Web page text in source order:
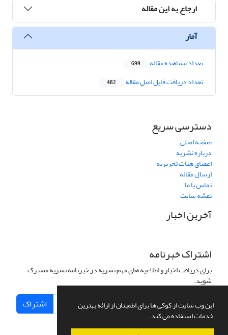
این وب سایت از کوکی ها برای اطمینان از ارائه بهترین
خدمات استفاده می کند.
ارجاع به این مقاله
آمار
تعداد مشاهده مقاله 699
تعداد دریافت فایل اصل مقاله 482
دسترسی سریع
صفحه اصلی
درباره نشریه
اعضای هیات تحریریه
ارسال مقاله
تماس با ما
نقشه سایت
آخرین اخبار
اشتراک خبرنامه
برای دریافت اخبار و اطلاعیه های مهم نشریه در خبرنامه نشریه مشترک
شوید.
اشتراک